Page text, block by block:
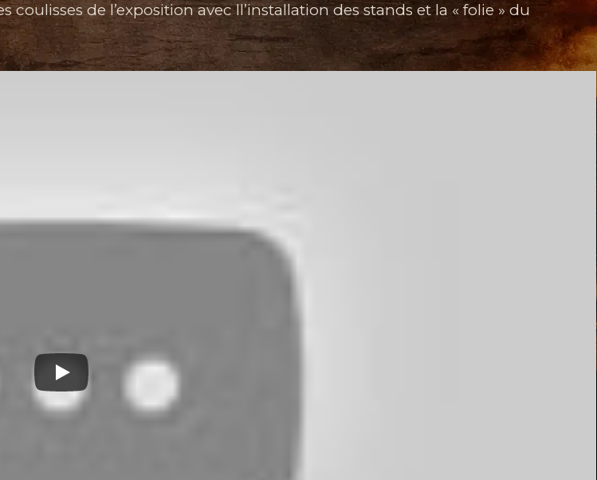
de l’exposition avec ll’installation des stands et la « folie » du